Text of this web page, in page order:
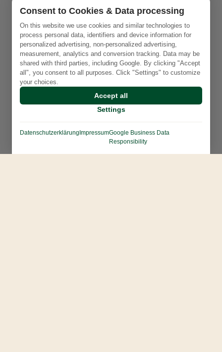
Consent to Cookies & Data processing
On this website we use cookies and similar technologies to
process personal data, identifiers and device information for
personalized advertising, non-personalized advertising,
measurement, analytics and conversion tracking. Data may be
shared with third parties, including Google. By clicking "Accept
all", you consent to all purposes. Click "Settings" to customize
your choices.
Accept all
Settings
Datenschutzerklärung ImpressumGoogle Business Data
Responsibility